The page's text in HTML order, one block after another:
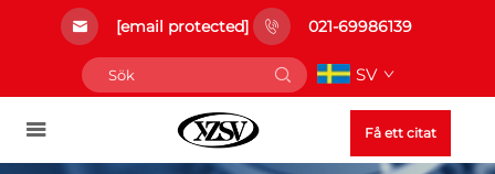
[email protected] 021-69986139
SV
Få ett citat